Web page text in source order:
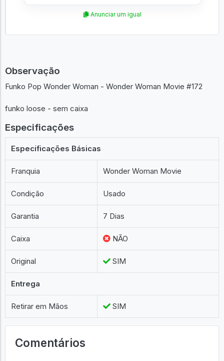
Anunciar um igual
Observação
Funko Pop Wonder Woman - Wonder Woman Movie #172
funko loose - sem caixa
Especificações
Especificações Básicas
Franquia Wonder Woman Movie
Condição Usado
Garantia 7 Dias
Caixa NÃO
Original SIM
Entrega
Retirar em Mãos SIM
Comentários